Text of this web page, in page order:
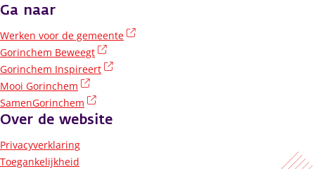
Ga naar
Werken voor de gemeente
Gorinchem Beweegt
Gorinchem Inspireert
Mooi Gorinchem
SamenGorinchem
Over de website
Privacyverklaring
Toegankelijkheid